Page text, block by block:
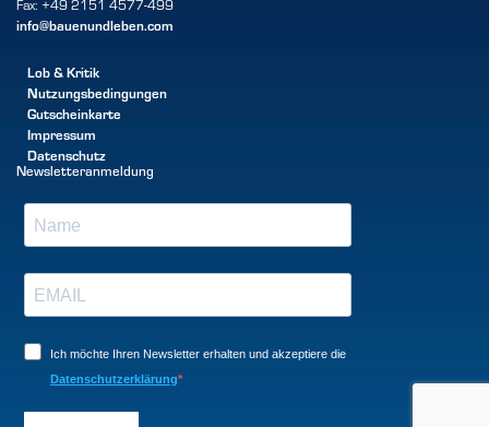
Fax: +49 2151 4577-499
info@bauenundleben.com
Lob & Kritik
Nutzungsbedingungen
Gutscheinkarte
Impressum
Datenschutz
Newsletteranmeldung
Ich möchte Ihren Newsletter erhalten und akzeptiere die
Datenschutzerklärung